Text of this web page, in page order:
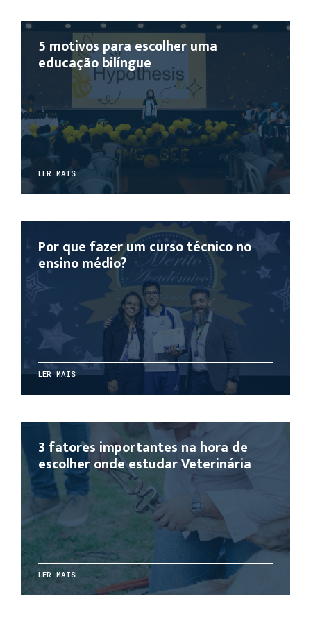
5 motivos para escolher uma
educação bilíngue
LER MAIS
Por que fazer um curso técnico no
ensino médio?
LER MAIS
3 fatores importantes na hora de
escolher onde estudar Veterinária
LER MAIS